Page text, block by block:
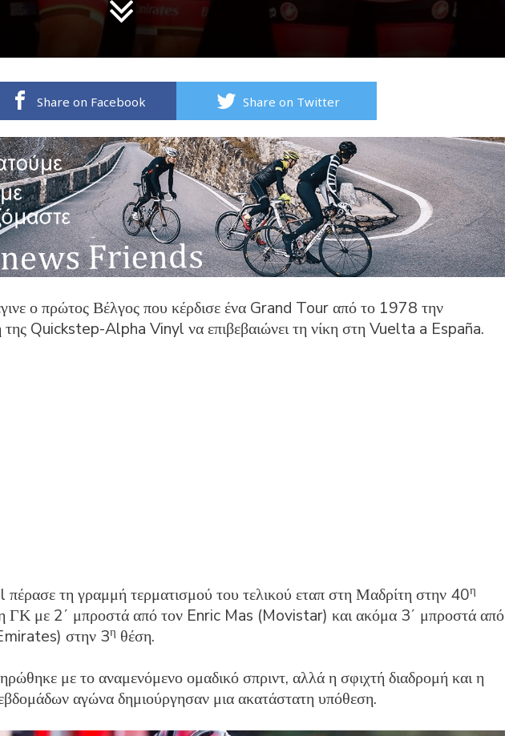
Share on Facebook Share on Twitter
ο πρώτος Βέλγος που κέρδισε ένα Grand Tour από το 1978 την
της Quickstep-Alpha Vinyl να επιβεβαιώνει τη νίκη στη Vuelta a España.
τη γραμμή τερματισμού του τελικού εταπ στη Μαδρίτη στην 40η
ΓΚ με 2΄ μπροστά από τον Enric Mas (Movistar) και ακόμα 3΄ μπροστά από
στην 3η θέση.
με το αναμενόμενο ομαδικό σπριντ, αλλά η σφιχτή διαδρομή και η
αγώνα δημιούργησαν μια ακατάστατη υπόθεση.